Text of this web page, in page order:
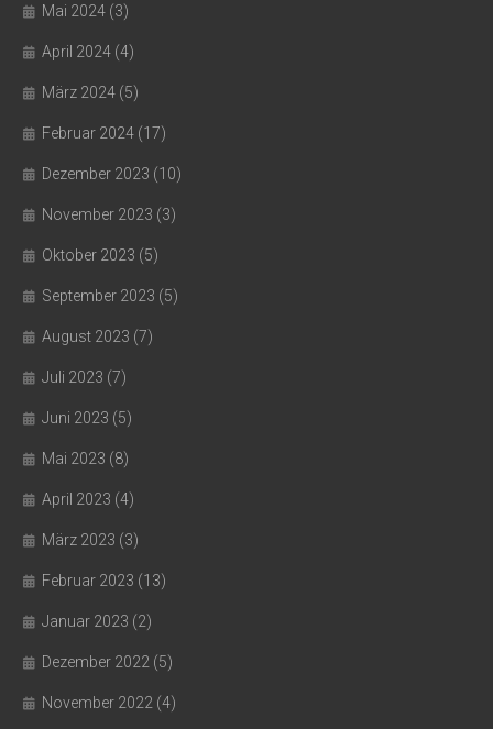
Mai 2024 (3)
April 2024 (4)
März 2024 (5)
Februar 2024 (17)
Dezember 2023 (10)
November 2023 (3)
Oktober 2023 (5)
September 2023 (5)
August 2023 (7)
Juli 2023 (7)
Juni 2023 (5)
Mai 2023 (8)
April 2023 (4)
März 2023 (3)
Februar 2023 (13)
Januar 2023 (2)
Dezember 2022 (5)
November 2022 (4)